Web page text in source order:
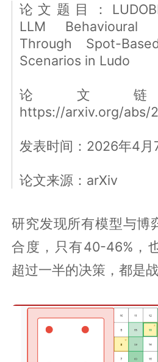
论文题目：
LLM Behavioural
Through Spot-
Scenarios in Ludo
论文
https://arxiv.org/abs/
发表时间：2026年4月
论文来源：arXiv
研究发现所有模型与博
合度，只有40-46%，
超过一半的决策，都是